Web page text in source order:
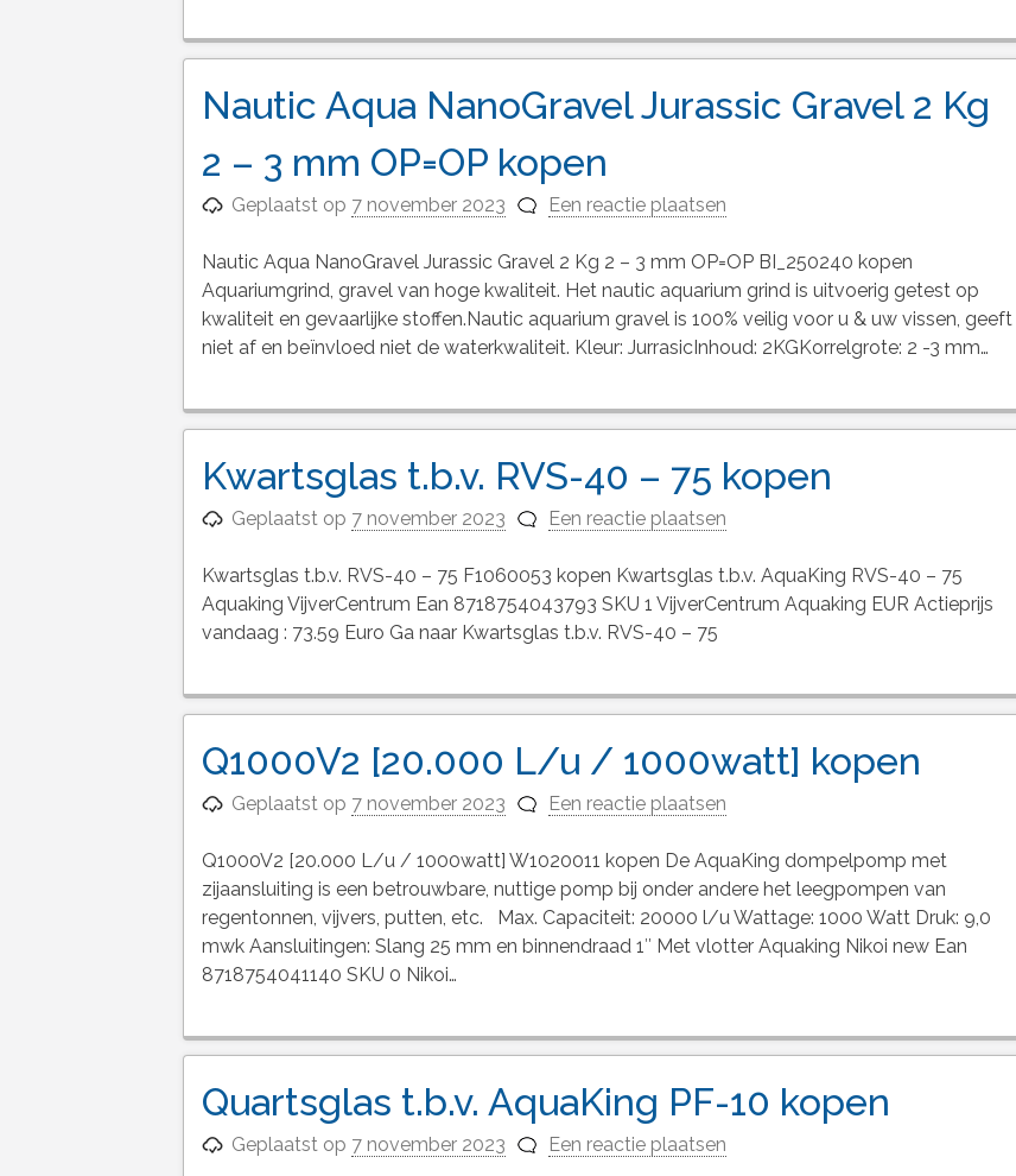
Nautic Aqua NanoGravel Jurassic Gravel 2 Kg
2 – 3 mm OP=OP kopen
Geplaatst op 7 november 2023 Een reactie plaatsen
Nautic Aqua NanoGravel Jurassic Gravel 2 Kg 2 – 3 mm OP=OP BI_250240 kopen
Aquariumgrind, gravel van hoge kwaliteit. Het nautic aquarium grind is uitvoerig getest op
kwaliteit en gevaarlijke stoffen.Nautic aquarium gravel is 100% veilig voor u & uw vissen, geeft
niet af en beïnvloed niet de waterkwaliteit. Kleur: JurrasicInhoud: 2KGKorrelgrote: 2 -3 mm…
Kwartsglas t.b.v. RVS-40 – 75 kopen
Geplaatst op 7 november 2023 Een reactie plaatsen
Kwartsglas t.b.v. RVS-40 – 75 F1060053 kopen Kwartsglas t.b.v. AquaKing RVS-40 – 75
Aquaking VijverCentrum Ean 8718754043793 SKU 1 VijverCentrum Aquaking EUR Actieprijs
vandaag : 73.59 Euro Ga naar Kwartsglas t.b.v. RVS-40 – 75
Q1000V2 [20.000 L/u / 1000watt] kopen
Geplaatst op 7 november 2023 Een reactie plaatsen
Q1000V2 [20.000 L/u / 1000watt] W1020011 kopen De AquaKing dompelpomp met
zijaansluiting is een betrouwbare, nuttige pomp bij onder andere het leegpompen van
regentonnen, vijvers, putten, etc. Max. Capaciteit: 20000 l/u Wattage: 1000 Watt Druk: 9,0
mwk Aansluitingen: Slang 25 mm en binnendraad 1″ Met vlotter Aquaking Nikoi new Ean
8718754041140 SKU 0 Nikoi…
Quartsglas t.b.v. AquaKing PF-10 kopen
Geplaatst op 7 november 2023 Een reactie plaatsen